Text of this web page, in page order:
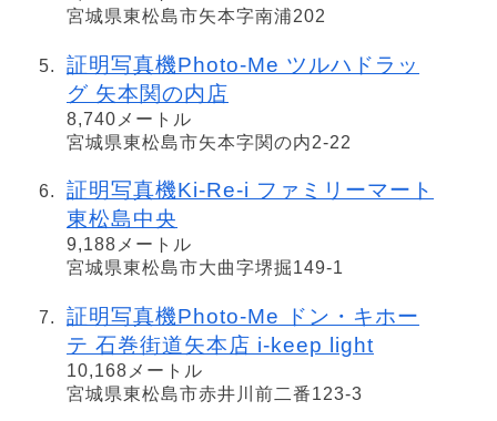
宮城県東松島市矢本字南浦202
証明写真機Photo-Me ツルハドラッ
グ 矢本関の内店
8,740メートル
宮城県東松島市矢本字関の内2-22
証明写真機Ki-Re-i ファミリーマート
東松島中央
9,188メートル
宮城県東松島市大曲字堺掘149-1
証明写真機Photo-Me ドン・キホー
テ 石巻街道矢本店 i-keep light
10,168メートル
宮城県東松島市赤井川前二番123-3